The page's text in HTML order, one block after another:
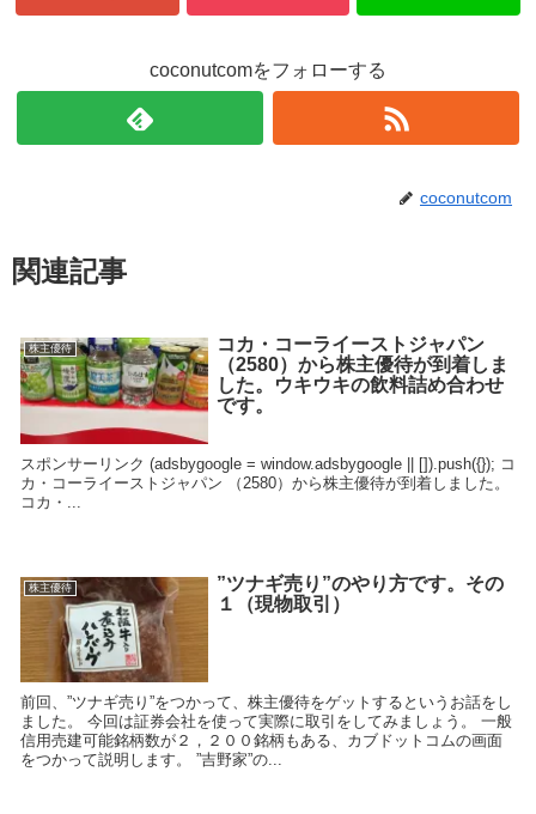
coconutcomをフォローする
coconutcom
関連記事
株主優待
コカ・コーライーストジャパン
（2580）から株主優待が到着しま
した。ウキウキの飲料詰め合わせ
です。
スポンサーリンク (adsbygoogle = window.adsbygoogle || []).push({}); コ
カ・コーライーストジャパン （2580）から株主優待が到着しました。
コカ・...
株主優待
”ツナギ売り”のやり方です。その
１（現物取引）
前回、”ツナギ売り”をつかって、株主優待をゲットするというお話をし
ました。 今回は証券会社を使って実際に取引をしてみましょう。 一般
信用売建可能銘柄数が２，２００銘柄もある、カブドットコムの画面
をつかって説明します。 ”吉野家”の...